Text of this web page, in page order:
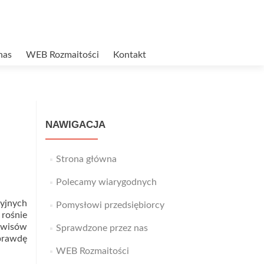
WEB Rozmaitości Kontakt
NAWIGACJA
Strona główna
Polecamy wiarygodnych
Pomysłowi przedsiębiorcy
Sprawdzone przez nas
WEB Rozmaitości